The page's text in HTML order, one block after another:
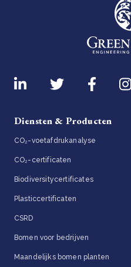
Diensten & Producten
CO₂-voetafdrukanalyse
CO₂-certificaten
Biodiversitycertificates
Plasticcertificaten
CSRD
Bomen voor bedrijven
Maandelijks bomen planten